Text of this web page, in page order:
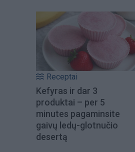
Receptai
Kefyras ir dar 3
produktai – per 5
minutes pagaminsite
gaivų ledų-glotnučio
desertą